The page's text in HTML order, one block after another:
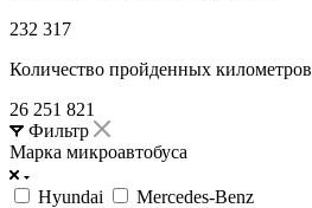
232 317
Количество пройденных километров
26 251 821
Фильтр
Марка микроавтобуса
Hyundai
Mercedes-Benz